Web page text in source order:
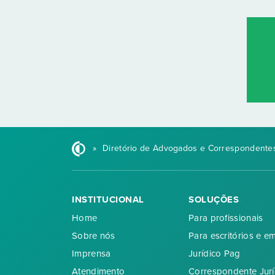
» Diretório de Advogados e
INSTITUCIONAL
Home
Sobre nós
Imprensa
Atendimento
SOLUÇÕES
Para profissionais
Para escritórios e
Jurídico Pag
Correspondente